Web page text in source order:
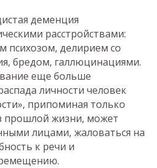
деменция
расстройствами:
психозом, делирием со
бредом, галлюцинациями.
еще больше
личности человек
припоминая только
прошлой жизни, может
лицами, жаловаться на
к речи и